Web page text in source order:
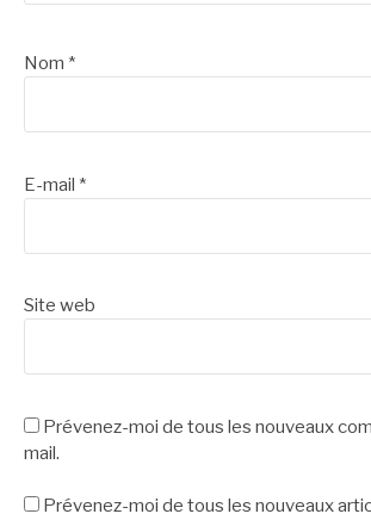
Nom *
E-mail *
Site web
Prévenez-moi de tous les nouveaux
mail.
Prévenez-moi de tous les nouveaux